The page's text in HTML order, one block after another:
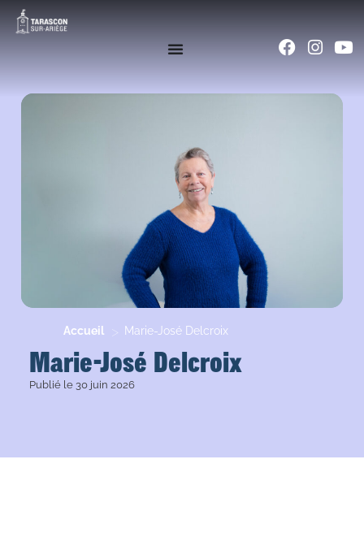
Accueil > Marie-José Delcroix
Marie-José Delcroix
Publié le 30 juin 2026